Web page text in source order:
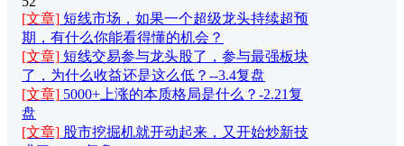
[文章] 短线市场，如果一个超级龙头持续超预
期，有什么你能看得懂的机会？
[文章] 短线交易参与龙头股了，参与最强板块
了，为什么收益还是这么低？--3.4复盘
[文章] 5000+上涨的本质格局是什么？-2.21复
盘
[文章] 股市挖掘机就开动起来，又开始炒新技